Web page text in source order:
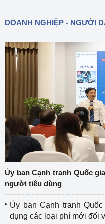
DOANH NGHIỆP - NGƯỜI
Ủy ban Cạnh tranh Quốc
người tiêu dùng
Ủy ban Cạnh tranh
dụng các loại phí mới đối